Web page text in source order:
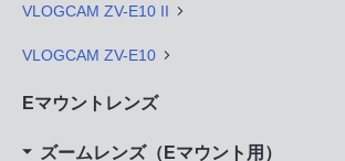
VLOGCAM ZV-E10 II
VLOGCAM ZV-E10
Eマウントレンズ
ズームレンズ（Eマウント用）